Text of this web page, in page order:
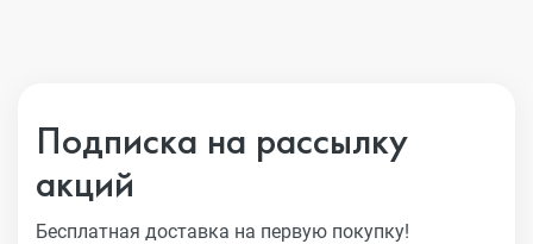
Подписка на рассылку
акций
Бесплатная доставка на первую покупку!